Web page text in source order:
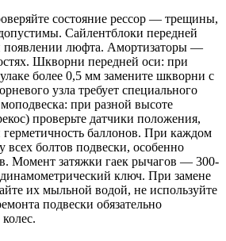
состояние рессор — трещины,
Сайлентблоки передней
появлении люфта. Амортизаторы —
Шкворни передней оси: при
более 0,5 мм замените шкворни с
узла требует специального
при разной высоте
проверьте датчики положения,
баллонов. При каждом
всех болтов подвески, особенно
Момент затяжки гаек рычагов — 300-
ключ. При замене
их мыльной водой, не используйте
подвески обязательно